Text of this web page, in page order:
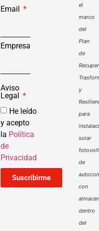
Email
Empresa
Aviso
Legal
He leído
y acepto
la Política
de
Privacidad
Suscribirme
el
marco
del
Plan
de
y
para
solar
de
con
dentro
del